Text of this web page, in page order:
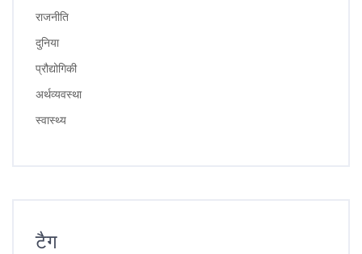
राजनीति
दुनिया
प्रौद्योगिकी
अर्थव्यवस्था
स्वास्थ्य
टैग